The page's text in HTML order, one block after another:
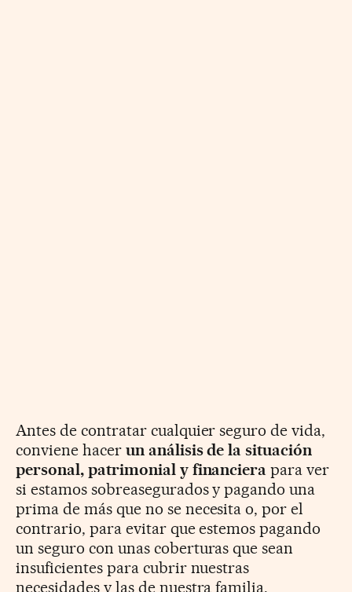
Antes de contratar cualquier seguro de vida,
conviene hacer un análisis de la situación
personal, patrimonial y financiera para ver
si estamos sobreasegurados y pagando una
prima de más que no se necesita o, por el
contrario, para evitar que estemos pagando
un seguro con unas coberturas que sean
insuficientes para cubrir nuestras
necesidades y las de nuestra familia.